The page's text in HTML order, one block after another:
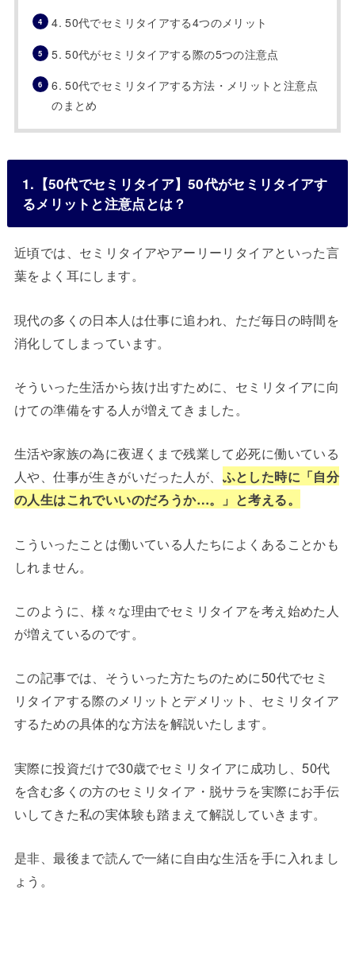
4. 50代でセミリタイアする4つのメリット
5. 50代がセミリタイアする際の5つの注意点
6. 50代でセミリタイアする方法・メリットと注意点
のまとめ
1.【50代でセミリタイア】50代がセミリタイアす
るメリットと注意点とは？
近頃では、セミリタイアやアーリーリタイアといった言
葉をよく耳にします。
現代の多くの日本人は仕事に追われ、ただ毎日の時間を
消化してしまっています。
そういった生活から抜け出すために、セミリタイアに向
けての準備をする人が増えてきました。
生活や家族の為に夜遅くまで残業して必死に働いている
人や、仕事が生きがいだった人が、 ふとした時に「自分
の人生はこれでいいのだろうか…。」と考える。
こういったことは働いている人たちによくあることかも
しれません。
このように、様々な理由でセミリタイアを考え始めた人
が増えているのです。
この記事では、そういった方たちのために50代でセミ
リタイアする際のメリットとデメリット、セミリタイア
するための具体的な方法を解説いたします。
実際に投資だけで30歳でセミリタイアに成功し、50代
を含む多くの方のセミリタイア・脱サラを実際にお手伝
いしてきた私の実体験も踏まえて解説していきます。
是非、最後まで読んで一緒に自由な生活を手に入れまし
ょう。